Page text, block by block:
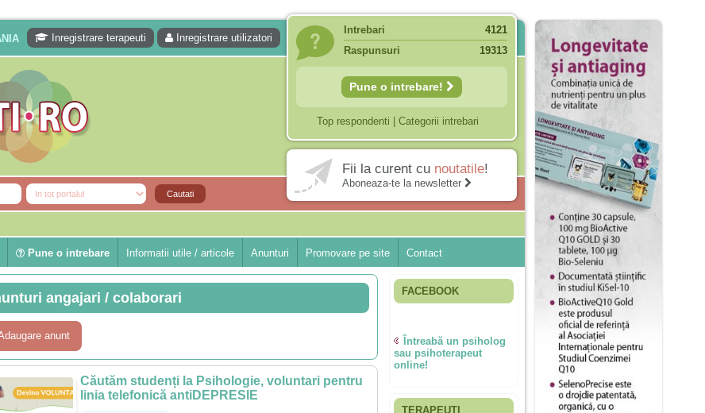
Inregistrare terapeuti Inregistrare utilizatori
Intrebari
4121
Raspunsuri
19313
Pune o intrebare!
Top respondenti Categorii intrebari
Fii la curent cu noutatile!
Aboneaza-te la newsletter
Pune o intrebare Informatii utile / articole Anunturi Promovare pe site Contact
angajari / colaborari
anunt
Căutăm studenți la Psihologie, voluntari pentru
linia telefonică antiDEPRESIE
FACEBOOK
Întreabă un psiholog
sau psihoterapeut
online!
TERAPEUTI